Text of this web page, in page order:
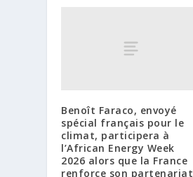
Benoît Faraco, envoyé
spécial français pour le
climat, participera à
l’African Energy Week
2026 alors que la France
renforce son partenariat